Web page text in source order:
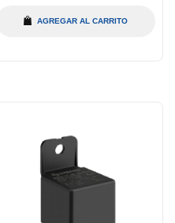
AGREGAR AL CARRITO